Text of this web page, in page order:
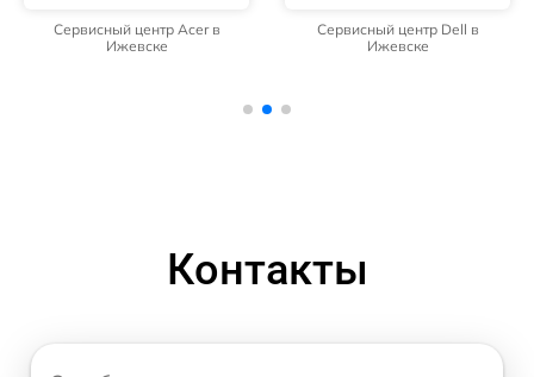
Сервисный центр Acer в
Ижевске
Сервисный центр Dell в
Ижевске
Контакты